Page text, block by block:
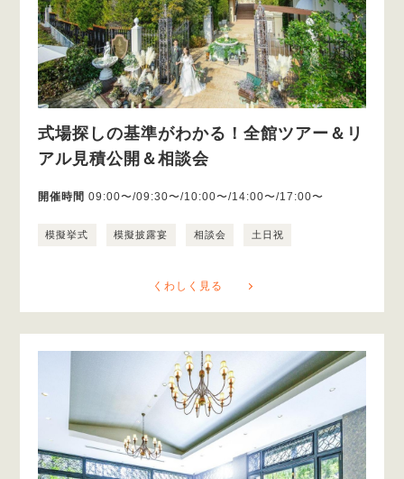
式場探しの基準がわかる！全館ツアー＆リ
アル見積公開＆相談会
開催時間 09:00〜/09:30〜/10:00〜/14:00〜/17:00〜
模擬挙式 模擬披露宴 相談会 土日祝
くわしく見る